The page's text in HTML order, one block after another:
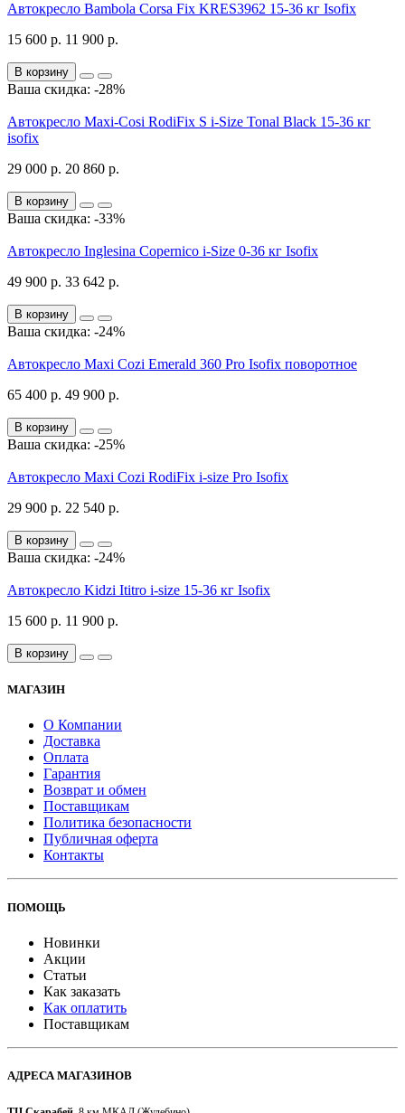
Автокресло Bambola Corsa Fix KRES3962 15-36 кг Isofix
15 600 р. 11 900 р.
В корзину
Ваша скидка: -28%
Автокресло Maxi-Cosi RodiFix S i-Size Tonal Black 15-36 кг
isofix
29 000 р. 20 860 р.
В корзину
Ваша скидка: -33%
Автокресло Inglesina Copernico i-Size 0-36 кг Isofix
49 900 р. 33 642 р.
В корзину
Ваша скидка: -24%
Автокресло Maxi Cozi Emerald 360 Pro Isofix поворотное
65 400 р. 49 900 р.
В корзину
Ваша скидка: -25%
Автокресло Maxi Cozi RodiFix i-size Pro Isofix
29 900 р. 22 540 р.
В корзину
Ваша скидка: -24%
Автокресло Kidzi Ititro i-size 15-36 кг Isofix
15 600 р. 11 900 р.
В корзину
МАГАЗИН
О Компании
Доставка
Оплата
Гарантия
Возврат и обмен
Поставщикам
Политика безопасности
Публичная оферта
Контакты
ПОМОЩЬ
Новинки
Акции
Статьи
Как заказать
Как оплатить
Поставщикам
АДРЕСА МАГАЗИНОВ